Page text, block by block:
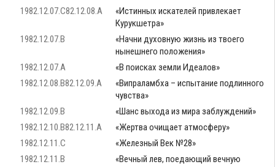
1982.12.07.C82.12.08.A
«Истинных искателей привлекает
Курукшетра»
1982.12.07.B
«Начни духовную жизнь из твоего
нынешнего положения»
1982.12.07.A
«В поисках земли Идеалов»
1982.12.08.B82.12.09.A
«Випраламбха – испытание подлинного
чувства»
1982.12.09.B
«Шанс выхода из мира заблуждений»
1982.12.10.B82.12.11.A
«Жертва очищает атмосферу»
1982.12.11.C
«Железный Век №28»
1982.12.11.B
«Вечный лев, поедающий вечную